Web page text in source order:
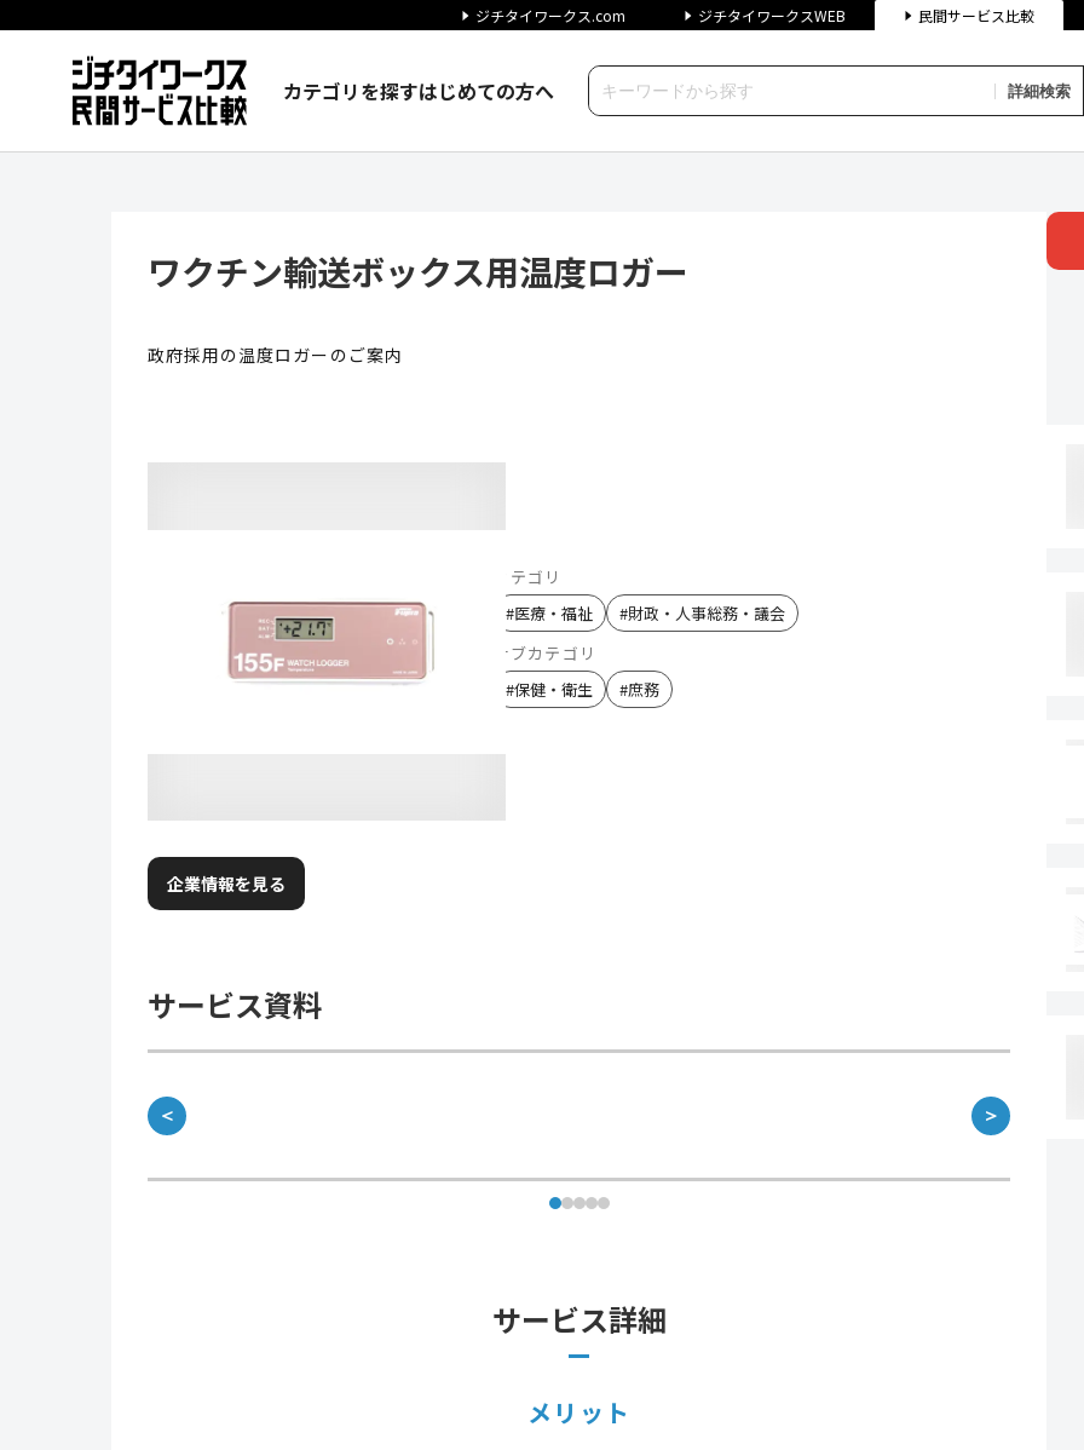
ジチタイワークス.com ジチタイワークスWEB 民間サービス比較
カテゴリを探すはじめての方へ 詳細検索
ワクチン輸送ボックス用温度ロガー
政府採用の温度ロガーのご案内
カテゴリ
#医療・福祉 #財政・人事総務・議会
サブカテゴリ
#保健・衛生 #庶務
企業情報を見る
サービス資料
＜ ＞
サービス詳細
メリット